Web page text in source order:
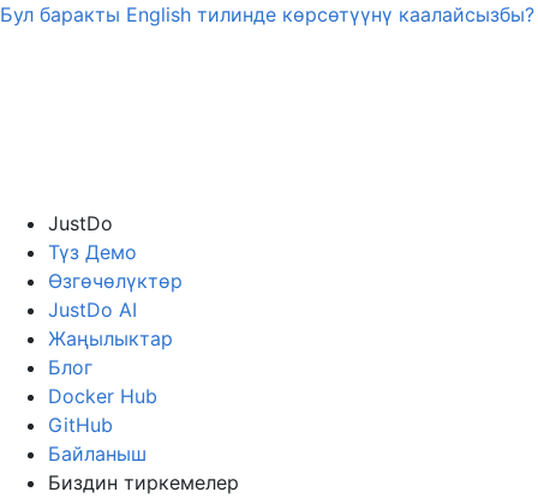
Бул баракты English тилинде көрсөтүүнү каалайсызбы?
JustDo
Түз Демо
Өзгөчөлүктөр
JustDo AI
Жаңылыктар
Блог
Docker Hub
GitHub
Байланыш
Биздин тиркемелер